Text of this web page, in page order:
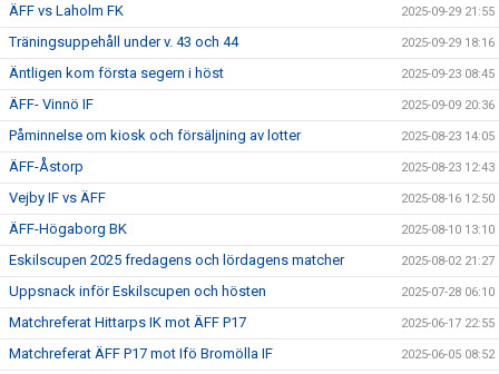
ÄFF vs Laholm FK 2025-09-29 21:55
Träningsuppehåll under v. 43 och 44 2025-09-29 18:16
Äntligen kom första segern i höst 2025-09-23 08:45
ÄFF- Vinnö IF 2025-09-09 20:36
Påminnelse om kiosk och försäljning av lotter 2025-08-23 14:05
ÄFF-Åstorp 2025-08-23 12:43
Vejby IF vs ÄFF 2025-08-16 12:50
ÄFF-Högaborg BK 2025-08-10 13:10
Eskilscupen 2025 fredagens och lördagens matcher 2025-08-02 21:27
Uppsnack inför Eskilscupen och hösten 2025-07-28 06:10
Matchreferat Hittarps IK mot ÄFF P17 2025-06-17 22:55
Matchreferat ÄFF P17 mot Ifö Bromölla IF 2025-06-05 08:52